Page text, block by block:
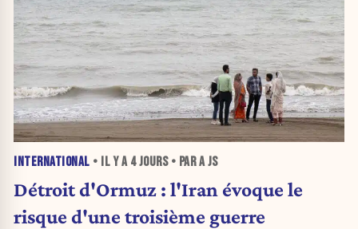
INTERNATIONAL • IL Y A 4 JOURS• PAR A JS
Détroit d'Ormuz : l'Iran évoque le
risque d'une troisième guerre